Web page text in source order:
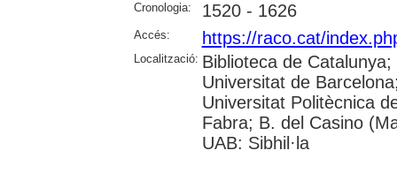
Cronologia: 1520 - 1626
Accés: https://raco.cat/
Localització: Biblioteca de
Universitat de
Universitat Politècnica
Fabra; B. del Casino
UAB: Sibhil·la